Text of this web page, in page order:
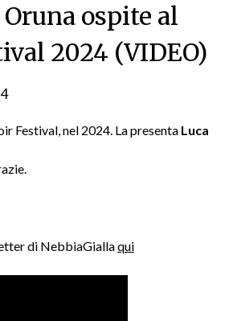
ospite al
2024 (VIDEO)
Festival, nel 2024. La presenta Luca
di NebbiaGiallaqui